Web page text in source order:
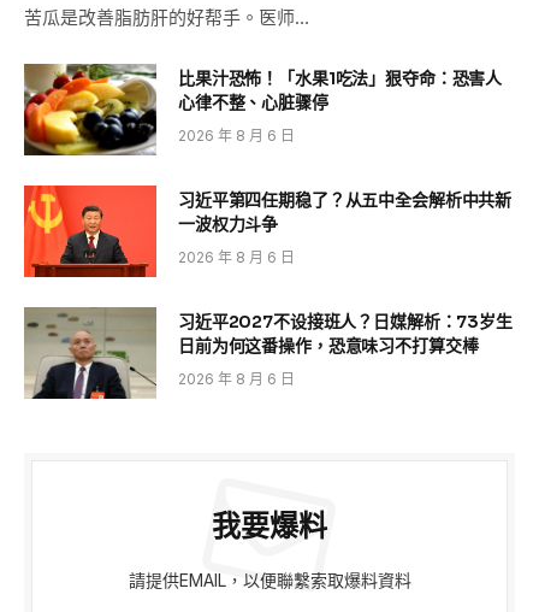
苦瓜是改善脂肪肝的好帮手。医师…
比果汁恐怖！「水果1吃法」狠夺命：恐害人
心律不整、心脏骤停
2026 年 8 月 6 日
习近平第四任期稳了？从五中全会解析中共新
一波权力斗争
2026 年 8 月 6 日
习近平2027不设接班人？日媒解析：73岁生
日前为何这番操作，恐意味习不打算交棒
2026 年 8 月 6 日
我要爆料
請提供EMAIL，以便聯繫索取爆料資料